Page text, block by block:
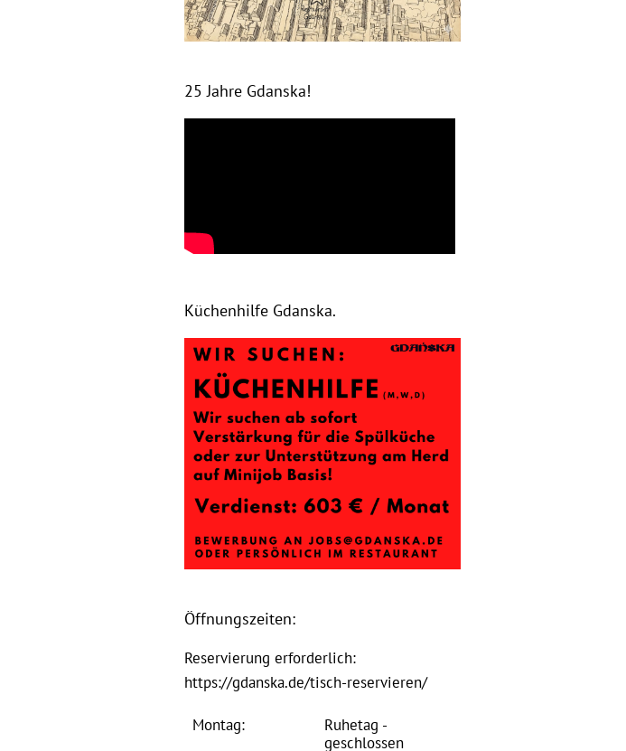
25 Jahre Gdanska!
Küchenhilfe Gdanska.
Öffnungszeiten:
Reservierung erforderlich:
https://gdanska.de/tisch-reservieren/
Montag:
Ruhetag -
geschlossen